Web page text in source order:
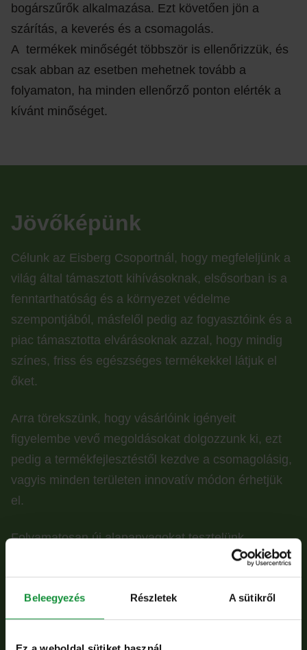
Beleegyezés Részletek A sütikről
bogárszűrők alkalmazása. Ezt követően jön a
szárítás, a keverés és a csomagolás.
A termékek minőségét többször is ellenőrizzük, és
csak abban az esetben mehetnek tovább a
folyamaton, ha minden ellenőrző ponton elérték a
kívánt minőséget.
Jövőképünk
Célunk az Eisberg Csoportnál, hogy megfeleljünk a
világ által támasztott kihívásoknak, elsősorban is a
fenntarthatóság és a környezet védelme
szempontjából, másfelől pedig az fogyasztóink és a
piac támasztotta elvárásoknak azzal, hogy mindig
színes, friss és egészséges termékekkel látjuk el
őket.
Arra törekszünk, hogy vásárlóink igényeit
figyelembe vevő megoldásokat dolgozzunk ki, ezt
pedig a termékfejlesztéstől kezdve a csomagolásig,
vagyis minden területen innovatív módon érhetjük
el.
Folyamatosan új alapanyagokat tesztelünk.
Megállás nélkül friss recepteket dolgozunk ki. A
fenntarthatósági és kényelmi szempontok
figyelembevételével új csomagolási technológiákat
és anyagokat próbálunk ki.